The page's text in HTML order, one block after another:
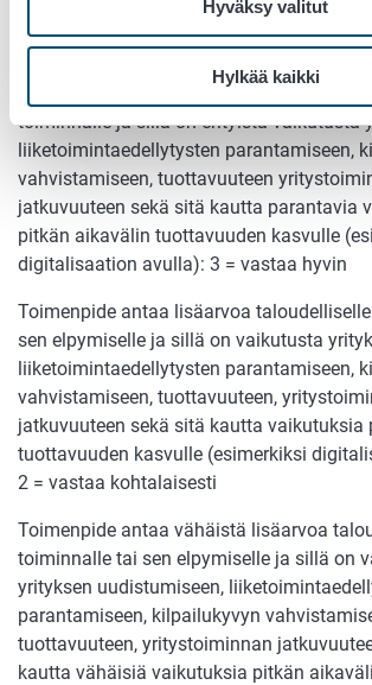
Hyväksy valitut
Hylkää kaikki
pitkän aikavälin tuottavuuden kasvulle
digitalisaation avulla): 4 = vastaa
Toimenpide antaa erityistä lisäarvoa
toiminnalle ja sillä on erityistä vaikutusta
liiketoimintaedellytysten parantamiseen,
vahvistamiseen, tuottavuuteen
jatkuvuuteen sekä sitä kautta parantavia
pitkän aikavälin tuottavuuden kasvulle
digitalisaation avulla): 3 = vastaa hyvin
Toimenpide antaa lisäarvoa
sen elpymiselle ja sillä on vaikutusta
liiketoimintaedellytysten parantamiseen,
vahvistamiseen, tuottavuuteen,
jatkuvuuteen sekä sitä kautta vaikutuksia
tuottavuuden kasvulle (esimerkiksi
2 = vastaa kohtalaisesti
Toimenpide antaa vähäistä lisäarvoa
toiminnalle tai sen elpymiselle ja sillä on
yrityksen uudistumiseen,
parantamiseen, kilpailukyvyn
tuottavuuteen, yritystoiminnan
kautta vähäisiä vaikutuksia pitkän